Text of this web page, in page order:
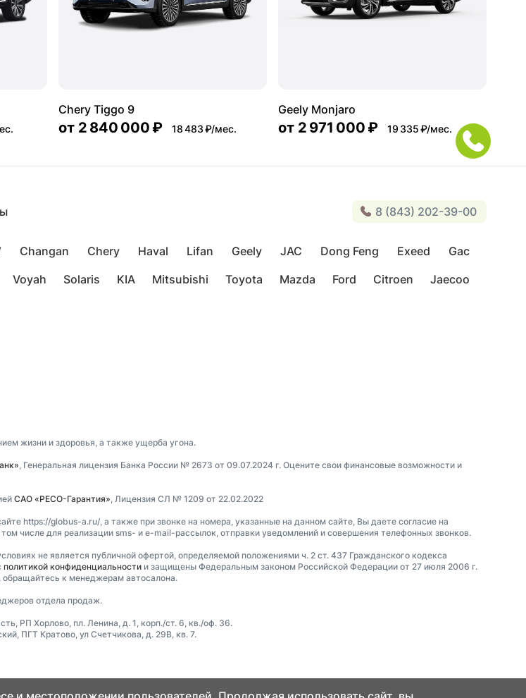
Chery Tiggo 9
от 2 840 000 ₽ 18 483 ₽/мес.
Geely Monjaro
от 2 971 000 ₽ 19 335 ₽/мес.
8 (843) 202-39-00
Changan Chery Haval Lifan Geely JAC Dong Feng Exeed
Gac
Voyah Solaris KIA Mitsubishi Toyota Mazda Ford Citroen
Jaecoo
жизни и здоровья, а также ущерба угона.
, Генеральная лицензия Банка России № 2673 от 09.07.2024 г. Оцените свои финансовые возможности и
САО «РЕСО-Гарантия», Лицензия СЛ № 1209 от 22.02.2022
https://globus-a.ru/, а также при звонке на номера, указанные на данном сайте, Вы даете согласие на
числе для реализации sms- и e-mail-рассылок, отправки уведомлений и совершения телефонных звонков.
не является публичной офертой, определяемой положениями ч. 2 ст. 437 Гражданского кодекса
политикой конфиденциальности и защищены Федеральным законом Российской Федерации от 27 июля 2006 г.
к менеджерам автосалона.
отдела продаж.
РП Хорлово, пл. Ленина, д. 1, корп./ст. 6, кв./оф. 36.
ПГТ Кратово, ул Счетчикова, д. 29В, кв. 7.